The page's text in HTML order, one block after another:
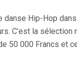
danse Hip-Hop
C’est la sélection
50 000 Francs et